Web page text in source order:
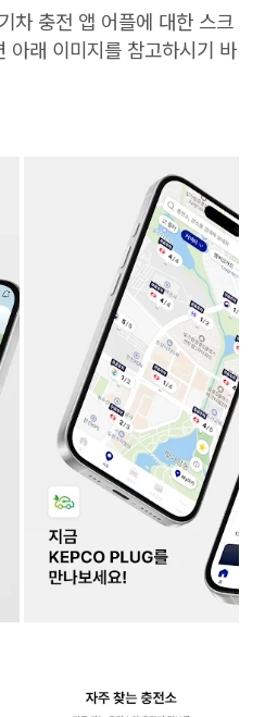
차 충전 앱 어플에 대한 스크
아래 이미지를 참고하시기 바